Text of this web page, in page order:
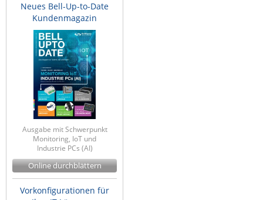
Neues Bell-Up-to-Date
Kundenmagazin
Ausgabe mit Schwerpunkt
Monitoring, IoT und
Industrie PCs (AI)
Online durchblättern
Vorkonfigurationen für